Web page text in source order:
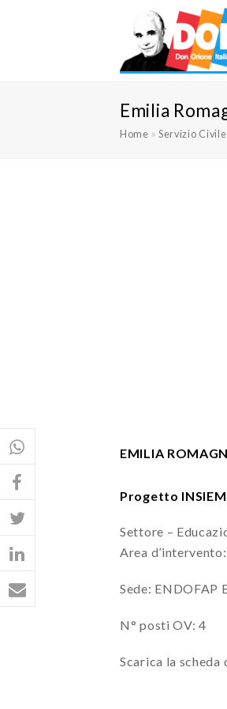
Emilia
Home » Servizio
EMILIA
Progetto
Settore –
Area
Sede: ENDOFAP
N° posti OV: 4
Scarica la